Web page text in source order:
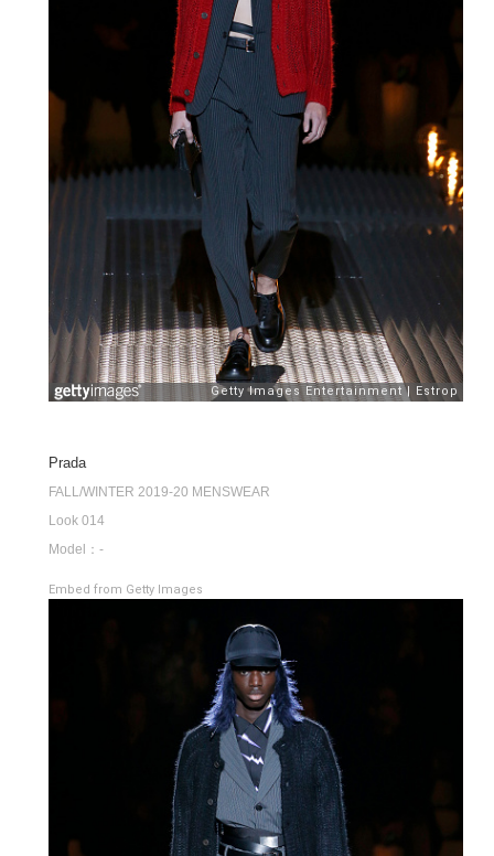
Prada
FALL/WINTER 2019-20 MENSWEAR
Look 014
Model：-
Embed from Getty Images